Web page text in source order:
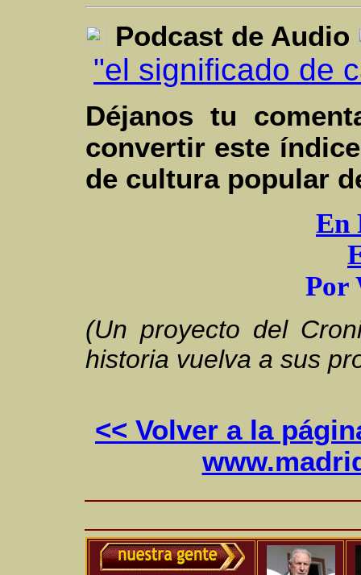
Podcast de Audio
"el significado de
Déjanos tu
convertir este
de cultura popular
En
Por
(Un proyecto del
historia vuelva a sus
<< Volver a la